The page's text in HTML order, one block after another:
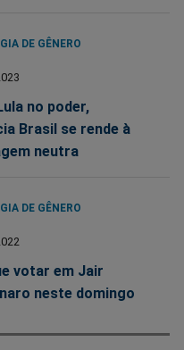
DE GÊNERO
no poder,
Brasil se rende à
neutra
DE GÊNERO
votar em Jair
neste domingo